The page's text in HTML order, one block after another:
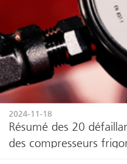
2024-11-18
Résumé des 20
des compresseurs